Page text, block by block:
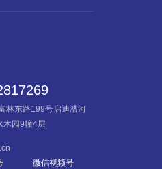
林东路199号启迪漕河
木园9幢4层
微信视频号